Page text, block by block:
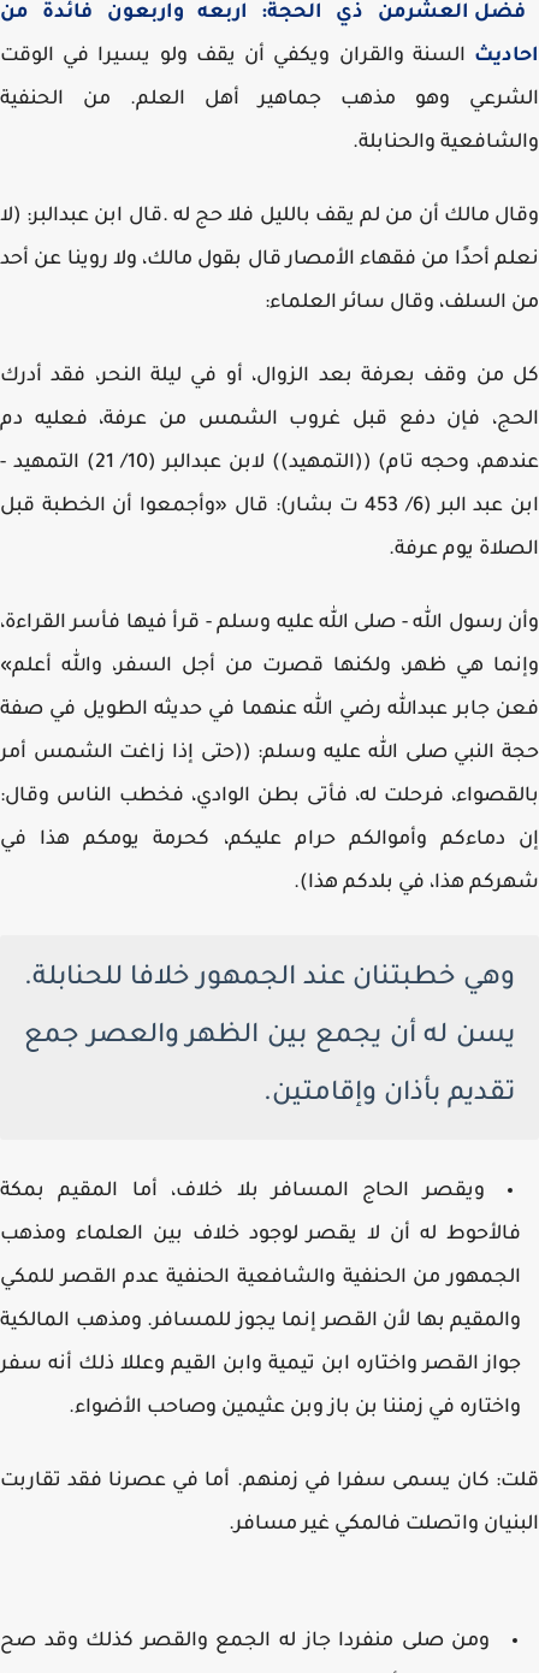
العشرمن ذي الحجة: اربعه واربعون فائدة من
السنة والقران ويكفي أن يقف ولو يسيرا في الوقت
وهو مذهب جماهير أهل العلم. من الحنفية
والحنابلة.
مالك أن من لم يقف بالليل فلا حج له .قال ابن عبدالبر: (لا
أحدًا من فقهاء الأمصار قال بقول مالك، ولا روينا عن أحد
السلف، وقال سائر العلماء:
من وقف بعرفة بعد الزوال، أو في ليلة النحر، فقد أدرك
فإن دفع قبل غروب الشمس من عرفة، فعليه دم
عندهم، وحجه تام) ((التمهيد)) لابن عبدالبر (10/ 21) التمهيد -
ابن عبد البر (6/ 453 ت بشار): قال «وأجمعوا أن الخطبة قبل
يوم عرفة.
رسول الله - صلى الله عليه وسلم - قرأ فيها فأسر القراءة،
هي ظهر، ولكنها قصرت من أجل السفر، والله أعلم»
جابر عبدالله رضي الله عنهما في حديثه الطويل في صفة
النبي صلى الله عليه وسلم: ((حتى إذا زاغت الشمس أمر
فرحلت له، فأتى بطن الوادي، فخطب الناس وقال:
دماءكم وأموالكم حرام عليكم، كحرمة يومكم هذا في
هذا، في بلدكم هذا).
وهي خطبتنان عند الجمهور خلافا للحنابلة.
يسن له أن يجمع بين الظهر والعصر جمع
تقديم بأذان وإقامتين.
ويقصر الحاج المسافر بلا خلاف، أما المقيم بمكة
له أن لا يقصر لوجود خلاف بين العلماء ومذهب
من الحنفية والشافعية الحنفية عدم القصر للمكي
بها لأن القصر إنما يجوز للمسافر. ومذهب المالكية
القصر واختاره ابن تيمية وابن القيم وعللا ذلك أنه سفر
في زمننا بن باز وبن عثيمين وصاحب الأضواء.
كان يسمى سفرا في زمنهم. أما في عصرنا فقد تقاربت
واتصلت فالمكي غير مسافر.
ومن صلى منفردا جاز له الجمع والقصر كذلك وقد صح